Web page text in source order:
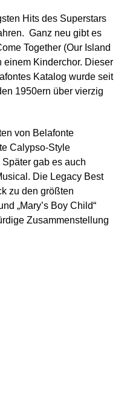
Hits des Superstars
Ganz neu gibt es
Together (Our Island
einem Kinderchor. Dieser
Katalog wurde seit
1950ern über vierzig
von Belafonte
Calypso-Style
gab es auch
Die Legacy Best
zu den größten
„Mary’s Boy Child“
Zusammenstellung